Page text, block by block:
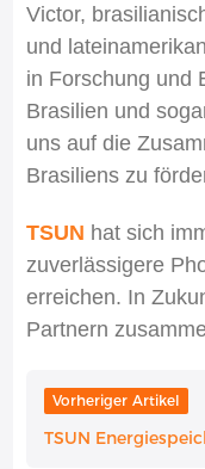
Victor,
und
in Forschung und
Brasilien und
uns auf die
Brasiliens zu
TSUN hat sich
zuverlässigere
erreichen. In
Partnern
Vorheriger Artikel
TSUN